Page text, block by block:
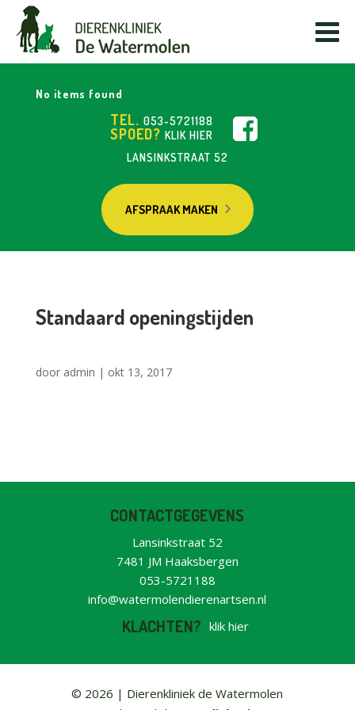
No items found
TEL. 053-5721188
SPOED? KLIK HIER
LANSINKSTRAAT 52
AFSPRAAK MAKEN
Standaard openingstijden
door admin | okt 13, 2017
CONTACTGEGEVENS
Lansinkstraat 52
7481 JM Haaksbergen
053-5721188
info@watermolendierenartsen.nl
KLACHTEN? klik hier
© 2026 | Dierenkliniek de Watermolen